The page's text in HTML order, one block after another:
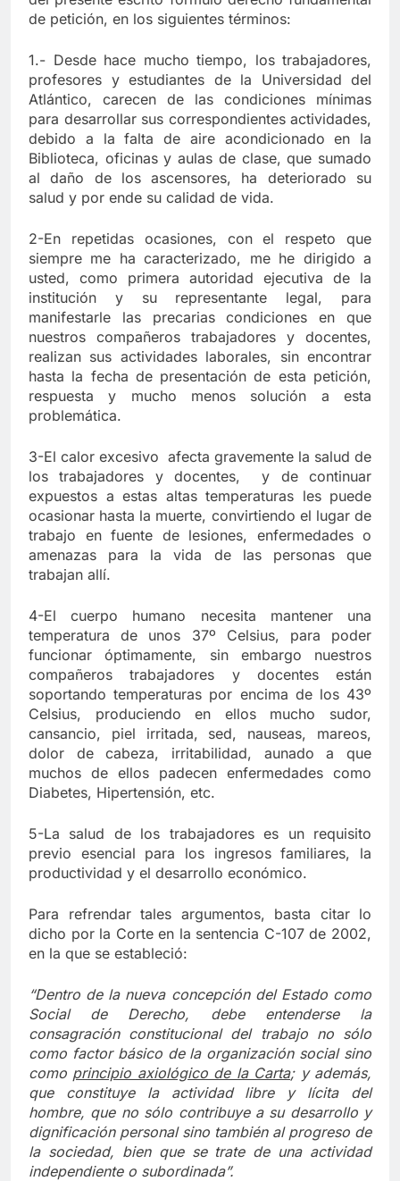
de petición, en los siguientes términos:
1.- Desde hace mucho tiempo, los trabajadores,
profesores y estudiantes de la Universidad del
Atlántico, carecen de las condiciones mínimas
para desarrollar sus correspondientes actividades,
debido a la falta de aire acondicionado en la
Biblioteca, oficinas y aulas de clase, que sumado
al daño de los ascensores, ha deteriorado su
salud y por ende su calidad de vida.
2-En repetidas ocasiones, con el respeto que
siempre me ha caracterizado, me he dirigido a
usted, como primera autoridad ejecutiva de la
institución y su representante legal, para
manifestarle las precarias condiciones en que
nuestros compañeros trabajadores y docentes,
realizan sus actividades laborales, sin encontrar
hasta la fecha de presentación de esta petición,
respuesta y mucho menos solución a esta
problemática.
3-El calor excesivo afecta gravemente la salud de
los trabajadores y docentes, y de continuar
expuestos a estas altas temperaturas les puede
ocasionar hasta la muerte, convirtiendo el lugar de
trabajo en fuente de lesiones, enfermedades o
amenazas para la vida de las personas que
trabajan allí.
4-El cuerpo humano necesita mantener una
temperatura de unos 37º Celsius, para poder
funcionar óptimamente, sin embargo nuestros
compañeros trabajadores y docentes están
soportando temperaturas por encima de los 43º
Celsius, produciendo en ellos mucho sudor,
cansancio, piel irritada, sed, nauseas, mareos,
dolor de cabeza, irritabilidad, aunado a que
muchos de ellos padecen enfermedades como
Diabetes, Hipertensión, etc.
5-La salud de los trabajadores es un requisito
previo esencial para los ingresos familiares, la
productividad y el desarrollo económico.
Para refrendar tales argumentos, basta citar lo
dicho por la Corte en la sentencia C-107 de 2002,
en la que se estableció:
“Dentro de la nueva concepción del Estado como
Social de Derecho, debe entenderse la
consagración constitucional del trabajo no sólo
como factor básico de la organización social sino
como principio axiológico de la Carta; y además,
que constituye la actividad libre y lícita del
hombre, que no sólo contribuye a su desarrollo y
dignificación personal sino también al progreso de
la sociedad, bien que se trate de una actividad
independiente o subordinada”.